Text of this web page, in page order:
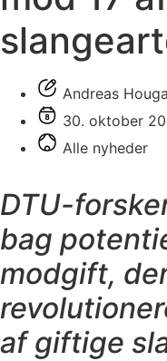
Andreas
30. oktober
Alle nyheder
DTU-
bag
modgift,
af giftige